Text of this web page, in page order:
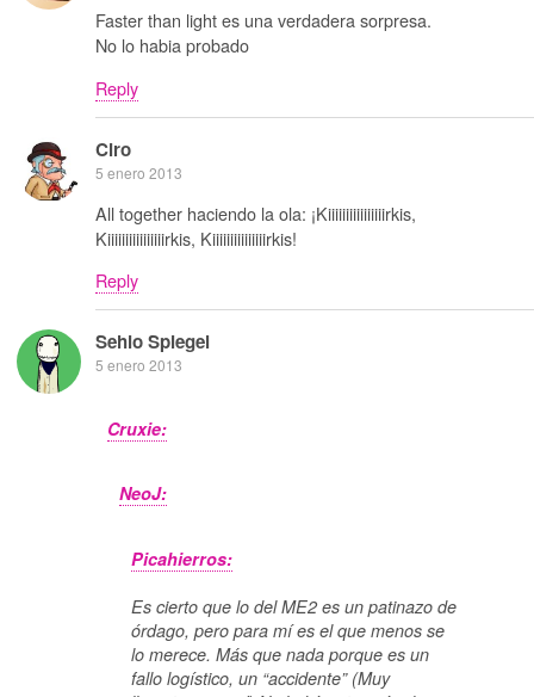
Faster than light es una verdadera sorpresa.
No lo habia probado
Reply
Ciro
5 enero 2013
All together haciendo la ola: ¡Kiiiiiiiiiiiiiiiirkis,
Kiiiiiiiiiiiiiiiirkis, Kiiiiiiiiiiiiiiirkis!
Reply
Sehio Spiegel
5 enero 2013
Cruxie:
NeoJ:
Picahierros:
Es cierto que lo del ME2 es un patinazo de
órdago, pero para mí es el que menos se
lo merece. Más que nada porque es un
fallo logístico, un “accidente” (Muy